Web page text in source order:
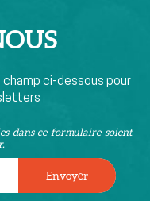
champ ci-dessous pour
dans ce formulaire soient